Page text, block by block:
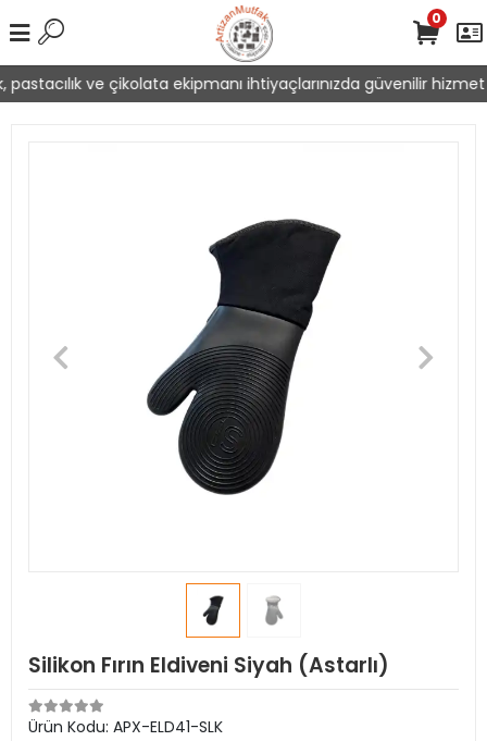
ve çikolata ekipmanı ihtiyaçlarınızda güvenilir hizmet
0
Silikon Fırın Eldiveni Siyah (Astarlı)
Ürün Kodu: APX-ELD41-SLK